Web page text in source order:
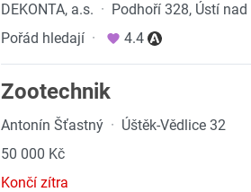
DEKONTA, a.s. · Podhoří 328, Ústí
Pořád hledají · 4.4
Zootechnik
Antonín Šťastný · Úštěk-Vědlice 32
50 000 Kč
Končí zítra